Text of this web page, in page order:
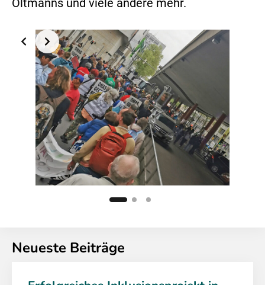
Oltmanns und viele andere mehr.
Neueste Beiträge